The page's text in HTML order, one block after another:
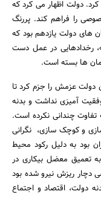
دولت اظهار می کرد که
را فراهم کند. پررنگ
های دولت یازدهم بود که
رخدادهایی در عمل دست
ها بسته است.
دولت عزمش را جزم کرد تا
آمیزی نداشت و بدنه
چندانی نکرده است.
و کوچک سازی، نگرانی
بود به دلیل رکود محیط
تعمیق معضل بیکاری در
دچار ریزش نیرو شده بود
دولت، اقتصاد و اجتماع